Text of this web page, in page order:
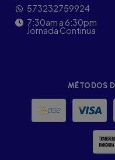
573232759924
7:30am a 6:30pm
Jornada Continua
MÉTODOS